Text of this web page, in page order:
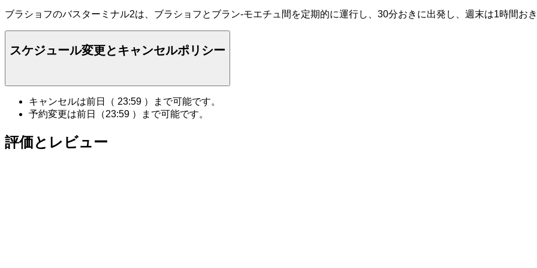
ブラショフのバスターミナル2は、ブラショフとブラン-モエチュ間を定期的に運行し、30分おきに出発し、週末は1時間おき
スケジュール変更とキャンセルポリシー
キャンセルは前日（ 23:59 ）まで可能です。
予約変更は前日（23:59 ）まで可能です。
評価とレビュー